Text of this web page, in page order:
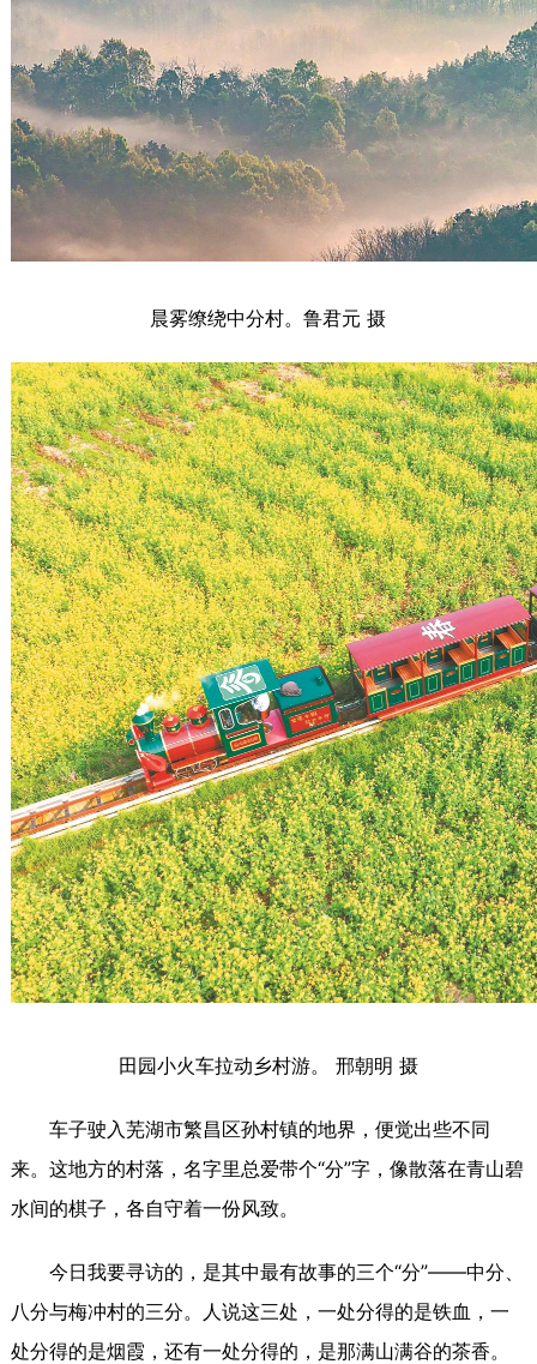
晨雾缭绕中分村。鲁君元 摄
田园小火车拉动乡村游。 邢朝明 摄
车子驶入芜湖市繁昌区孙村镇的地界，便觉出些不同
来。这地方的村落，名字里总爱带个“分”字，像散落在青山碧
水间的棋子，各自守着一份风致。
今日我要寻访的，是其中最有故事的三个“分”——中分、
八分与梅冲村的三分。人说这三处，一处分得的是铁血，一
处分得的是烟霞，还有一处分得的，是那满山满谷的茶香。